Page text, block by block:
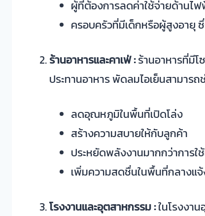
ผู้ที่ต้องการลดค่าใช้จ่ายด้านไฟ
ครอบครัวที่มีเด็กหรือผู้สูงอายุ
ร้านอาหารและคาเฟ่ :ร้านอาหารที่มี
ประทานอาหาร พัดลมไอเย็นสามารถ
ลดอุณหภูมิในพื้นที่เปิดโล่ง
สร้างความสบายให้กับลูกค้า
ประหยัดพลังงานมากกว่าการใ
เพิ่มความสดชื่นในพื้นที่กลางแ
โรงงานและอุตสาหกรรม :ในโรงงา